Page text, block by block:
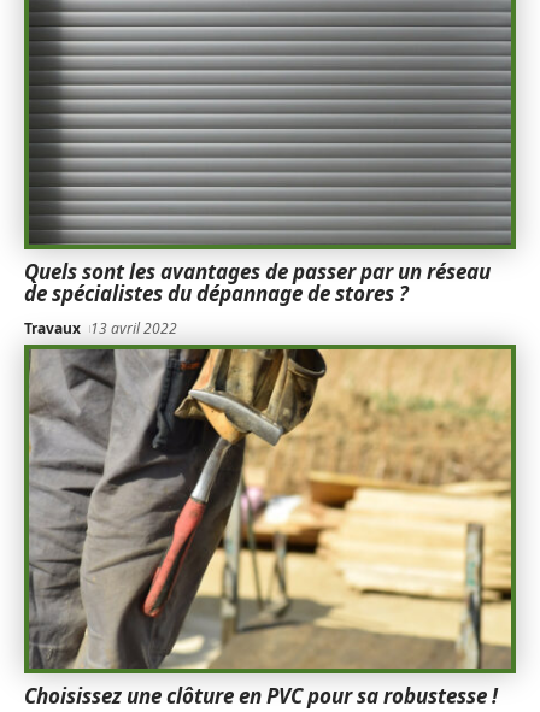
Quels sont les avantages de passer par un réseau
de spécialistes du dépannage de stores ?
Travaux 13 avril 2022
Choisissez une clôture en PVC pour sa robustesse !